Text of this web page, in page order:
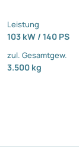
Leistung
103 kW / 140 PS
zul. Gesamtgew.
3.500 kg